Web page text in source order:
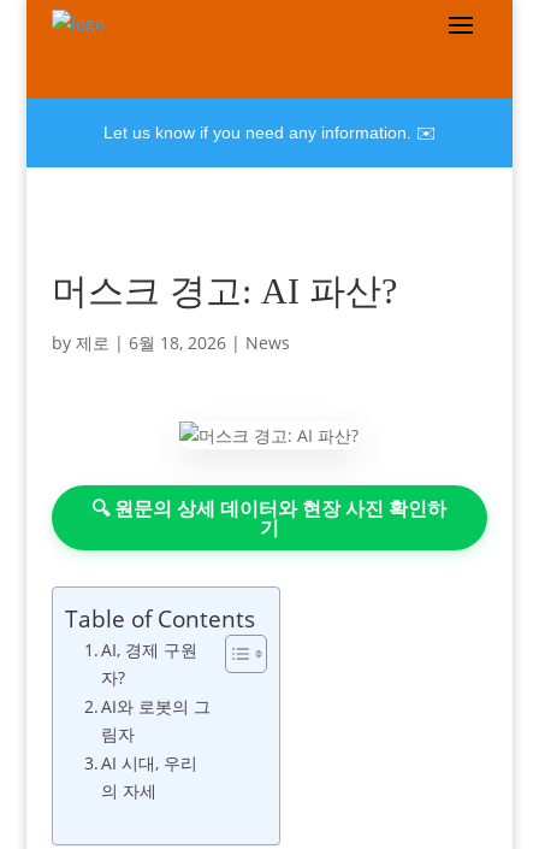
Let us know if you need any information. ✉️
머스크 경고: AI 파산?
by 제로 | 6월 18, 2026| News
🔍 원문의 상세 데이터와 현장 사진 확인하
기
Table of Contents
AI, 경제 구원
자?
AI와 로봇의 그
림자
AI 시대, 우리
의 자세